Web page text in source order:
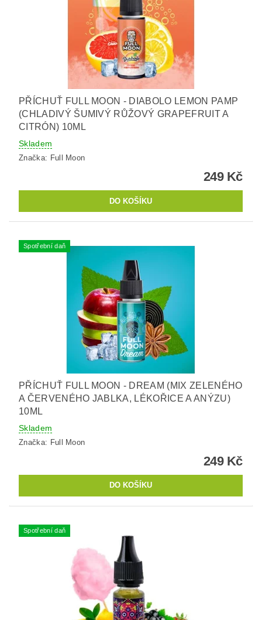
PŘÍCHUŤ FULL MOON - DIABOLO LEMON PAMP
(CHLADIVÝ ŠUMIVÝ RŮŽOVÝ GRAPEFRUIT A
CITRÓN) 10ML
Skladem
Značka: Full Moon
249 Kč
Spotřební daň
PŘÍCHUŤ FULL MOON - DREAM (MIX ZELENÉHO
A ČERVENÉHO JABLKA, LÉKOŘICE A ANÝZU)
10ML
Skladem
Značka: Full Moon
249 Kč
Spotřební daň